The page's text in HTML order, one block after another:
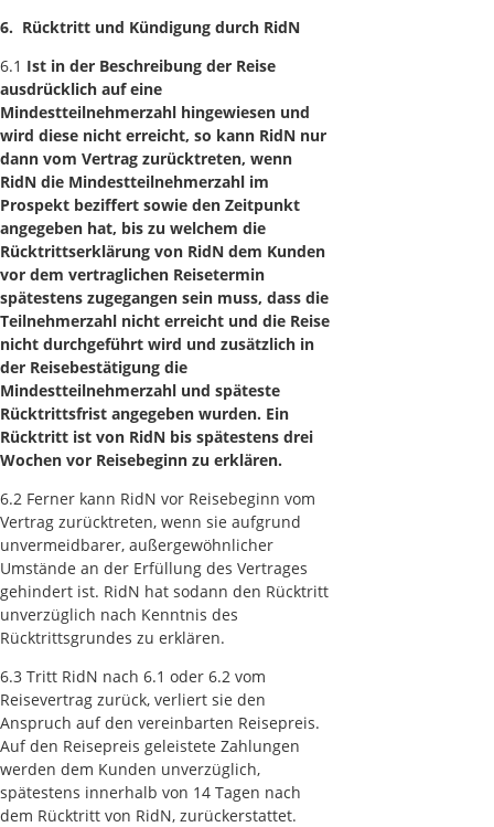
6. Rücktritt und Kündigung durch RidN
6.1 Ist in der Beschreibung der Reise
ausdrücklich auf eine
Mindestteilnehmerzahl hingewiesen und
wird diese nicht erreicht, so kann RidN nur
dann vom Vertrag zurücktreten, wenn
RidN die Mindestteilnehmerzahl im
Prospekt beziffert sowie den Zeitpunkt
angegeben hat, bis zu welchem die
Rücktrittserklärung von RidN dem Kunden
vor dem vertraglichen Reisetermin
spätestens zugegangen sein muss, dass die
Teilnehmerzahl nicht erreicht und die Reise
nicht durchgeführt wird und zusätzlich in
der Reisebestätigung die
Mindestteilnehmerzahl und späteste
Rücktrittsfrist angegeben wurden. Ein
Rücktritt ist von RidN bis spätestens drei
Wochen vor Reisebeginn zu erklären.
6.2 Ferner kann RidN vor Reisebeginn vom
Vertrag zurücktreten, wenn sie aufgrund
unvermeidbarer, außergewöhnlicher
Umstände an der Erfüllung des Vertrages
gehindert ist. RidN hat sodann den Rücktritt
unverzüglich nach Kenntnis des
Rücktrittsgrundes zu erklären.
6.3 Tritt RidN nach 6.1 oder 6.2 vom
Reisevertrag zurück, verliert sie den
Anspruch auf den vereinbarten Reisepreis.
Auf den Reisepreis geleistete Zahlungen
werden dem Kunden unverzüglich,
spätestens innerhalb von 14 Tagen nach
dem Rücktritt von RidN, zurückerstattet.